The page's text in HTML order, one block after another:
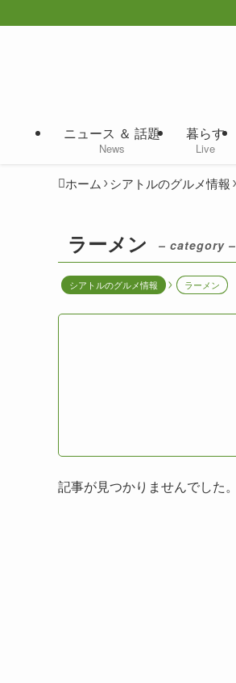
ニュース ＆ 話題
News
暮らす
Live
ホーム シアトルのグルメ情報
ラーメン – category –
シアトルのグルメ情報 ラーメン
記事が見つかりませんでした。